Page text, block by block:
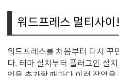
워드프레스 멀티사이
워드프레스를 처음부터 다시 꾸
다. 테마 설치부터 플러그인 설